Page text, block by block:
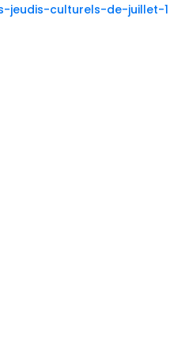
jeudis-culturels-de-juillet-1